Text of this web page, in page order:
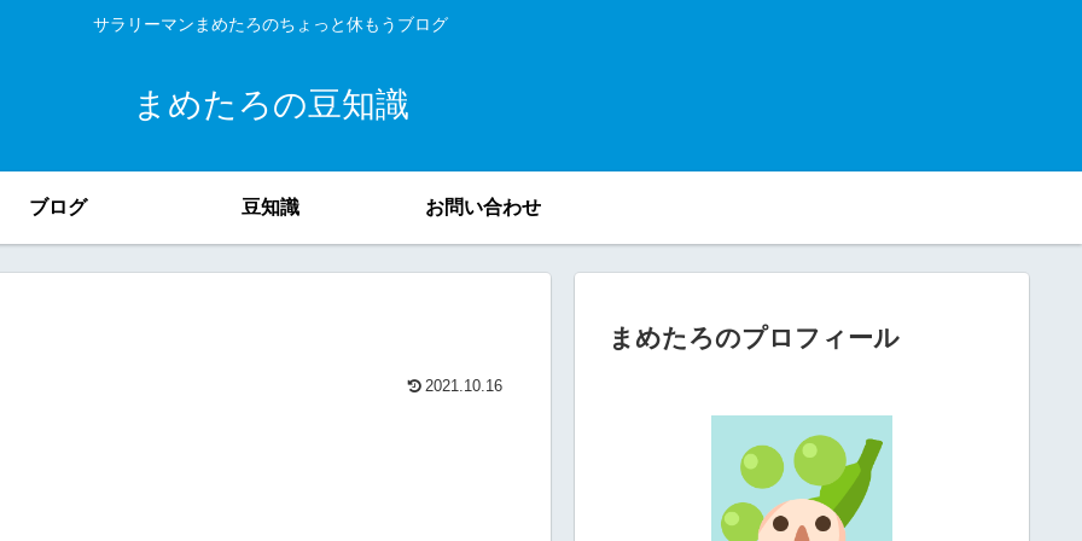
サラリーマンまめたろのちょっと休もうブログ
まめたろの豆知識
ブログ 豆知識 お問い合わせ
2021.10.16
まめたろのプロフィール